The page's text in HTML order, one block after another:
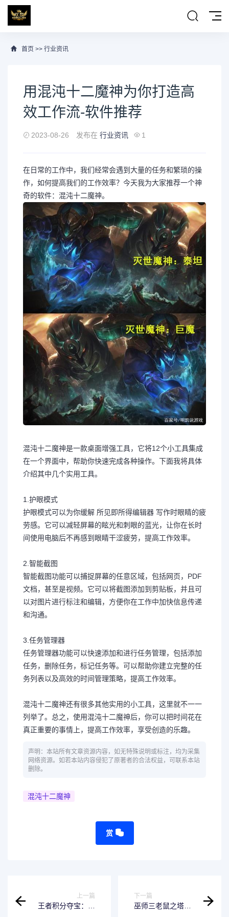
首页 >> 行业资讯
用混沌十二魔神为你打造高
效工作流-软件推荐
2023-08-26 发布在 行业资讯 1
在日常的工作中，我们经常会遇到大量的任务和繁琐的操
作，如何提高我们的工作效率？今天我为大家推荐一个神
奇的软件：混沌十二魔神。
混沌十二魔神是一款桌面增强工具，它将12个小工具集成
在一个界面中，帮助你快速完成各种操作。下面我将具体
介绍其中几个实用工具。
1.护眼模式
护眼模式可以为你缓解 所见即所得编辑器 写作时眼睛的疲
劳感。它可以减轻屏幕的眩光和刺眼的蓝光，让你在长时
间使用电脑后不再感到眼睛干涩疲劳，提高工作效率。
2.智能截图
智能截图功能可以捕捉屏幕的任意区域，包括网页，PDF
文档，甚至是视频。它可以将截图添加到剪贴板，并且可
以对图片进行标注和编辑，方便你在工作中加快信息传递
和沟通。
3.任务管理器
任务管理器功能可以快速添加和进行任务管理，包括添加
任务，删除任务，标记任务等。可以帮助你建立完整的任
务列表以及高效的时间管理策略，提高工作效率。
混沌十二魔神还有很多其他实用的小工具，这里就不一一
列举了。总之，使用混沌十二魔神后，你可以把时间花在
真正重要的事情上，提高工作效率，享受创造的乐趣。
声明：本站所有文章资源内容，如无特殊说明或标注，均为采集
网络资源。如若本站内容侵犯了原著者的合法权益，可联系本站
删除。
混沌十二魔神
赏
上一篇
王者积分夺宝：多
下一篇
巫师三老鼠之塔的